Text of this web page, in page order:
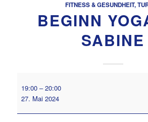
FITNESS & GESUNDHEIT,
BEGINN
SABINE
Yoga
mit
19:00 –20:00
27. Mai 2024